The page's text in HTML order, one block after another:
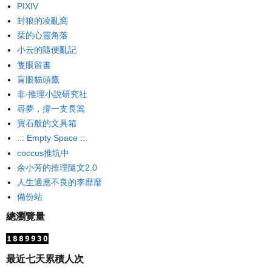
PIXIV
封狼的凌亂窩
栞的心靈角落
小云的隨便亂記
隻眼留書
盲眼貓頭鷹
非‧推理小說研究社
尋夢，撐一支長篙
寶石般的文具箱
.:: Empty Space ::.
coccus推坑中
余小芳的推理隨文2.0
人生適應不良的李靡靡
備份站
總瀏覽量
最近七天累積人次